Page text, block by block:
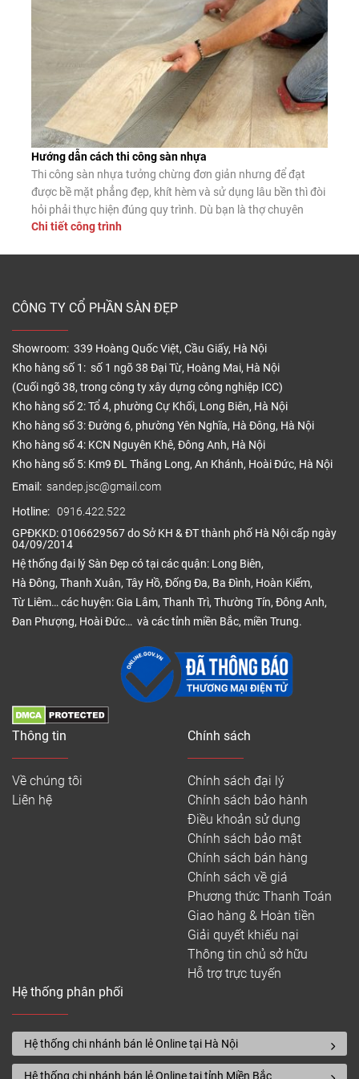
Hướng dẫn cách thi công sàn nhựa
Thi công sàn nhựa tưởng chừng đơn giản nhưng để đạt
được bề mặt phẳng đẹp, khít hèm và sử dụng lâu bền thì đòi
hỏi phải thực hiện đúng quy trình. Dù bạn là thợ chuyên
nghiệp hay tự lát tại nhà, nắm vững các bước lắp đặt chuẩn
Chi tiết công trình
CÔNG TY CỔ PHẦN SÀN ĐẸP
Showroom: 339 Hoàng Quốc Việt, Cầu Giấy, Hà Nội
Kho hàng số 1: số 1 ngõ 38 Đại Từ, Hoàng Mai, Hà Nội
(Cuối ngõ 38, trong công ty xây dựng công nghiệp ICC)
Kho hàng số 2: Tổ 4, phường Cự Khối, Long Biên, Hà Nội
Kho hàng số 3: Đường 6, phường Yên Nghĩa, Hà Đông, Hà Nội
Kho hàng số 4: KCN Nguyên Khê, Đông Anh, Hà Nội
Kho hàng số 5: Km9 ĐL Thăng Long, An Khánh, Hoài Đức, Hà Nội
Email: sandep.jsc@gmail.com
Hotline: 0916.422.522
GPĐKKD: 0106629567 do Sở KH & ĐT thành phố Hà Nội cấp ngày
04/09/2014
Hệ thống đại lý Sàn Đẹp có tại các quận: Long Biên,
Hà Đông, Thanh Xuân, Tây Hồ, Đống Đa, Ba Đình, Hoàn Kiếm,
Từ Liêm… các huyện: Gia Lâm, Thanh Trì, Thường Tín, Đông Anh,
Đan Phượng, Hoài Đức… và các tỉnh miền Bắc, miền Trung.
Thông tin
Về chúng tôi
Liên hệ
Chính sách
Chính sách đại lý
Chính sách bảo hành
Điều khoản sử dụng
Chính sách bảo mật
Chính sách bán hàng
Chính sách về giá
Phương thức Thanh Toán
Giao hàng & Hoàn tiền
Giải quyết khiếu nại
Thông tin chủ sở hữu
Hỗ trợ trực tuyến
Hệ thống phân phối
Hệ thống chi nhánh bán lẻ Online tại Hà Nội
Hệ thống chi nhánh bán lẻ Online tại tỉnh Miền Bắc